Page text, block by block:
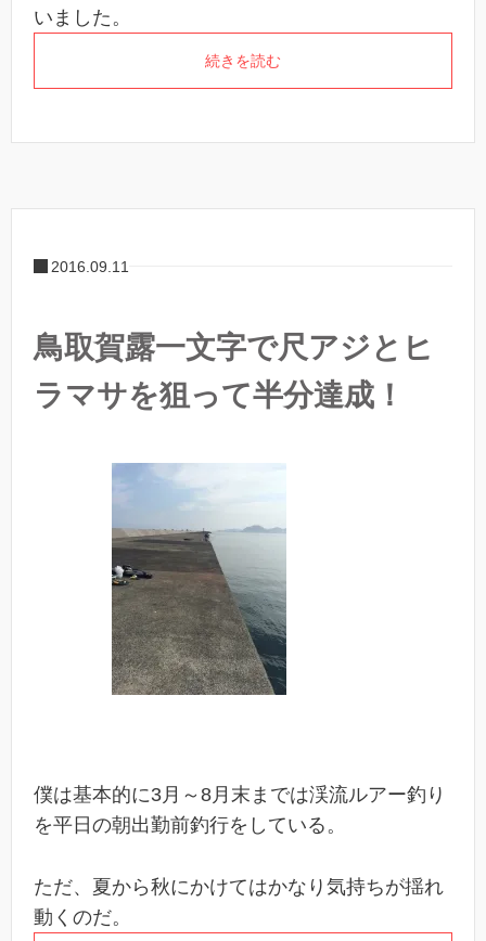
いました。
続きを読む
2016.09.11
鳥取賀露一文字で尺アジとヒ
ラマサを狙って半分達成！
僕は基本的に3月～8月末までは渓流ルアー釣り
を平日の朝出勤前釣行をしている。
ただ、夏から秋にかけてはかなり気持ちが揺れ
動くのだ。